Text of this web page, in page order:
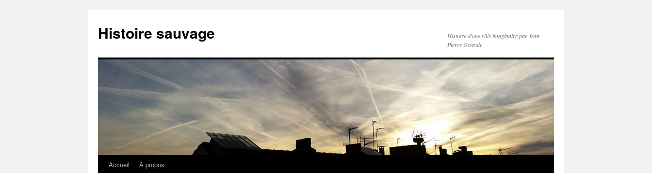
Histoire sauvage
Histoire d'une ville imaginaire par Jean-
Pierre Ostende
Aller
Accueil À propos